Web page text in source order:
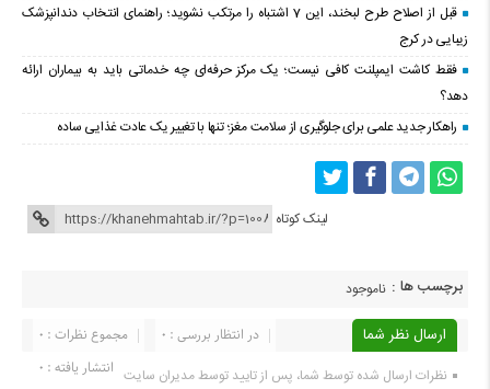
قبل از اصلاح طرح لبخند، این 7 اشتباه را مرتکب نشوید؛ راهنمای انتخاب دندانپزشک
زیبایی در کرج
فقط کاشت ایمپلنت کافی نیست؛ یک مرکز حرفه‌ای چه خدماتی باید به بیماران ارائه
دهد؟
راهکار جدید علمی برای جلوگیری از سلامت مغز؛ تنها با تغییر یک عادت غذایی ساده
لینک کوتاه
برچسب ها : ناموجود
ارسال نظر شما مجموع نظرات : 0
در انتظار بررسی : 0
انتشار یافته : 0 نظرات ارسال شده توسط شما، پس از تایید توسط مدیران سایت